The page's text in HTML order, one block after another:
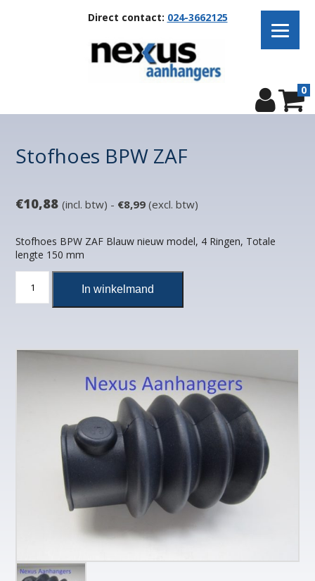
Direct contact: 024-3662125
0
Stofhoes BPW ZAF
€10,88 (incl. btw) - €8,99 (excl. btw)
Stofhoes BPW ZAF Blauw nieuw model, 4 Ringen, Totale
lengte 150 mm
Stofhoes
BPW
ZAF
In winkelmand